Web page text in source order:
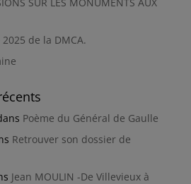
de la DMCA.
Poème du Général de Gaulle
Retrouver son dossier de
Jean MOULIN -De Villevieux à